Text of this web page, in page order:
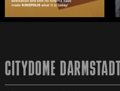
CITYDOME DARMSTADT